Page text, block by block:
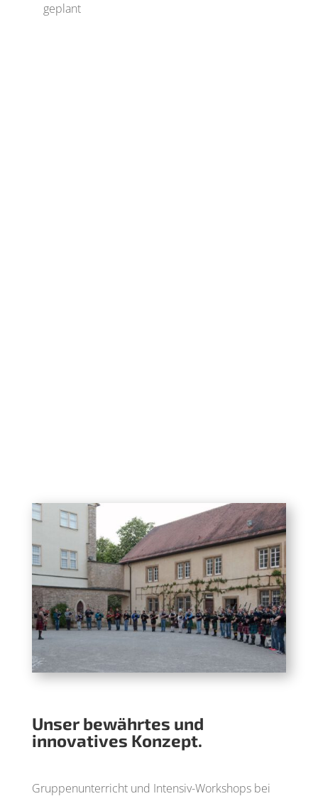
geplant
Unser bewährtes und
innovatives Konzept.
Gruppenunterricht und Intensiv-Workshops bei